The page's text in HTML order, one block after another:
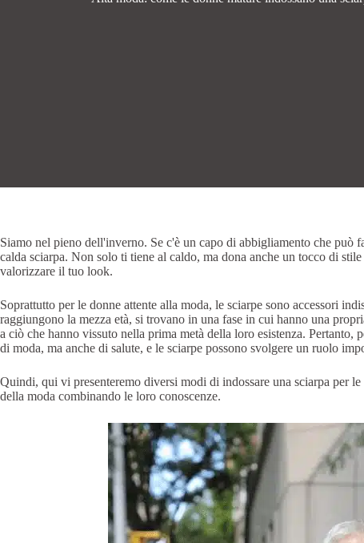
Siamo nel pieno dell'inverno. Se c'è un capo di abbigliamento che può
calda sciarpa. Non solo ti tiene al caldo, ma dona anche un tocco di
valorizzare il tuo look.
Soprattutto per le donne attente alla moda, le sciarpe sono accessori
raggiungono la mezza età, si trovano in una fase in cui hanno una
a ciò che hanno vissuto nella prima metà della loro esistenza.
di moda, ma anche di salute, e le sciarpe possono svolgere un ruolo
Quindi, qui vi presenteremo diversi modi di indossare una sciarpa per
della moda combinando le loro conoscenze.